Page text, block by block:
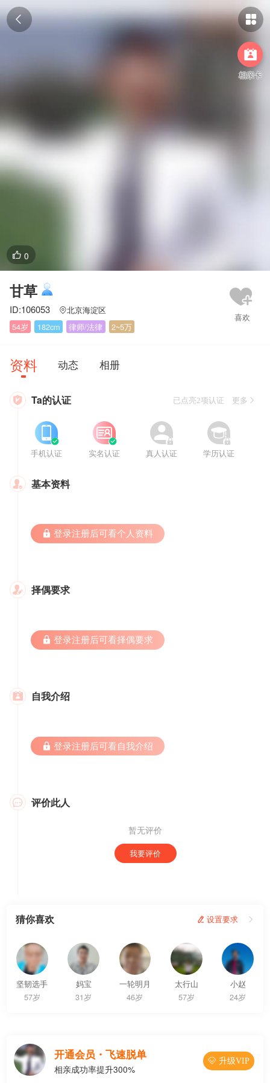
 

相亲卡
 0
甘草
ID:106053 北京海淀区
54岁
182cm 律师/法律 2~5万
资料 动态 相册
 Ta的认证 已点亮2项认证 更多

手机认证


实名认证


真人认证


学历认证
 基本资料
 登录注册后可看个人资料
 择偶要求
 登录注册后可看择偶要求
 自我介绍
 登录注册后可看自我介绍
 评价此人
暂无评价
我要评价
猜你喜欢  设置要求 
坚韧选手
57岁
妈宝
31岁
一轮明月
46岁
太行山
57岁
小赵
24岁
开通会员・飞速脱单
相亲成功率提升300%
 升级VIP